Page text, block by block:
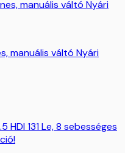
manuális váltó Nyári